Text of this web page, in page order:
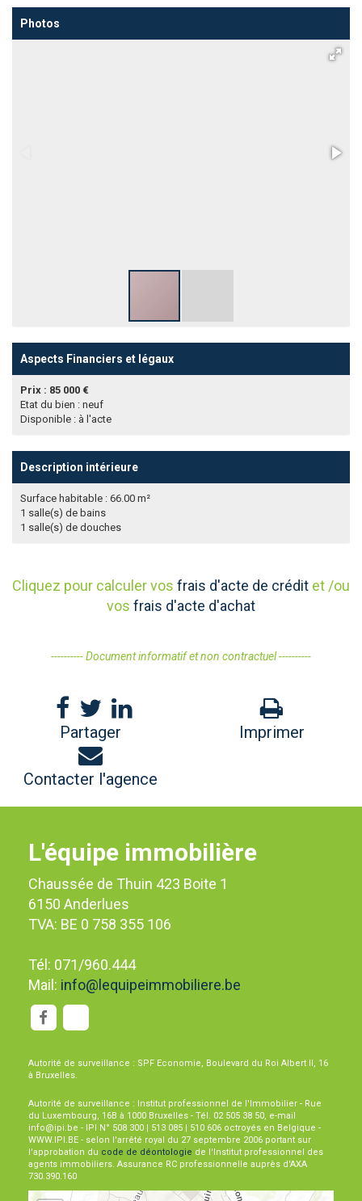
Photos
Aspects Financiers et légaux
Prix : 85 000 €
Etat du bien : neuf
Disponible : à l'acte
Description intérieure
Surface habitable : 66.00 m²
1 salle(s) de bains
1 salle(s) de douches
Cliquez pour calculer vos frais d'acte de crédit et /ou
vos frais d'acte d'achat
---------- Document informatif et non contractuel ----------
Partager Imprimer
Contacter l'agence
L'équipe immobilière
Chaussée de Thuin 423 Boite 1
6150 Anderlues
TVA: BE 0 758 355 106
Tél: 071/960.444
Mail: info@lequipeimmobiliere.be
Autorité de surveillance : SPF Economie, Boulevard du Roi Albert II, 16
à Bruxelles.
Autorité de surveillance : Institut professionnel de l'Immobilier - Rue
du Luxembourg, 16B à 1000 Bruxelles - Tél. 02 505 38 50, e-mail
info@ipi.be - IPI N° 508 300 | 513 085 | 510 606 octroyés en Belgique -
WWW.IPI.BE - selon l'arrêté royal du 27 septembre 2006 portant sur
l'approbation du code de déontologie de l'Institut professionnel des
agents immobiliers. Assurance RC professionnelle auprès d'AXA
730.390.160